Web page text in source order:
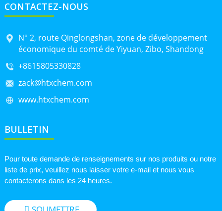
CONTACTEZ-NOUS
N° 2, route Qinglongshan, zone de développement
économique du comté de Yiyuan, Zibo, Shandong
+8615805330828
zack@htxchem.com
www.htxchem.com
BULLETIN
Pour toute demande de renseignements sur nos produits ou notre
liste de prix, veuillez nous laisser votre e-mail et nous vous
contacterons dans les 24 heures.